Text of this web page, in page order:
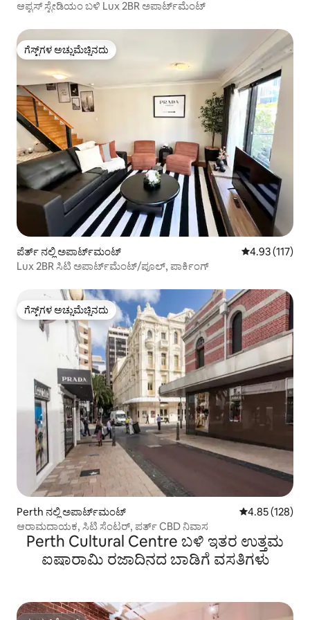
ಆಪ್ಟಸ್ ಸ್ಟೇಡಿಯಂ ಬಳಿ Lux 2BR ಅಪಾರ್ಟ್‌ಮೆಂಟ್
ಗೆಸ್ಟ್‌ಗಳ ಅಚ್ಚುಮೆಚ್ಚಿನದು
ಗೆಸ್ಟ್‌ಗಳ ಅಚ್ಚುಮೆಚ್ಚಿನದು
ಪೆರ್ತ್ ನಲ್ಲಿ ಅಪಾರ್ಟ್‌ಮಂಟ್ 5 ರಲ್ಲಿ 4.93
4.93 (117)
Lux 2BR ಸಿಟಿ ಅಪಾರ್ಟ್‌ಮೆಂಟ್/ಪೂಲ್, ಪಾರ್ಕಿಂಗ್
ಗೆಸ್ಟ್‌ಗಳ ಅಚ್ಚುಮೆಚ್ಚಿನದು
ಗೆಸ್ಟ್‌ಗಳ ಅಚ್ಚುಮೆಚ್ಚಿನದು
Perth ನಲ್ಲಿ ಅಪಾರ್ಟ್‌ಮಂಟ್ 5 ರಲ್ಲಿ 4.85
4.85 (128)
ಆರಾಮದಾಯಕ, ಸಿಟಿ ಸೆಂಟರ್, ಪರ್ತ್ CBD ನಿವಾಸ
Perth Cultural Centre ಬಳಿ ಇತರ ಉತ್ತಮ
ಐಷಾರಾಮಿ ರಜಾದಿನದ ಬಾಡಿಗೆ ವಸತಿಗಳು